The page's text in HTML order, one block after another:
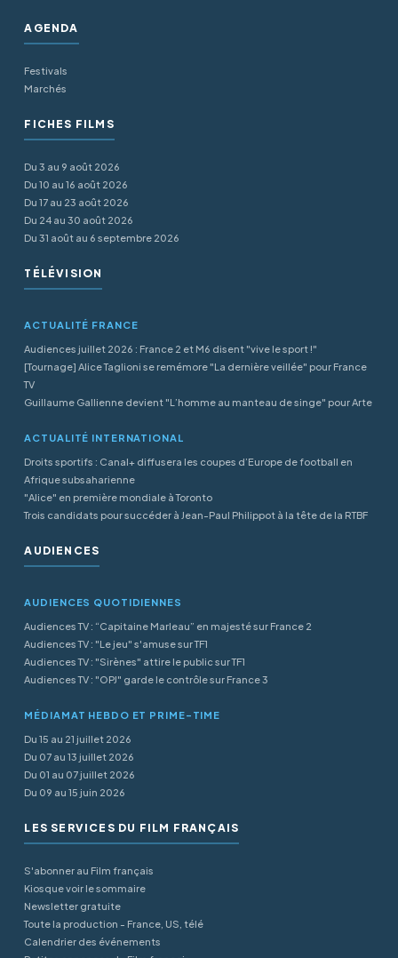
AGENDA
Festivals
Marchés
FICHES FILMS
Du 3 au 9 août 2026
Du 10 au 16 août 2026
Du 17 au 23 août 2026
Du 24 au 30 août 2026
Du 31 août au 6 septembre 2026
TÉLÉVISION
ACTUALITÉ FRANCE
Audiences juillet 2026 : France 2 et M6 disent "vive le sport !"
[Tournage] Alice Taglioni se remémore "La dernière veillée" pour France
TV
Guillaume Gallienne devient "L’homme au manteau de singe" pour Arte
ACTUALITÉ INTERNATIONAL
Droits sportifs : Canal+ diffusera les coupes d’Europe de football en
Afrique subsaharienne
"Alice" en première mondiale à Toronto
Trois candidats pour succéder à Jean-Paul Philippot à la tête de la RTBF
AUDIENCES
AUDIENCES QUOTIDIENNES
Audiences TV : “Capitaine Marleau” en majesté sur France 2
Audiences TV : "Le jeu" s'amuse sur TF1
Audiences TV : "Sirènes" attire le public sur TF1
Audiences TV : "OPJ" garde le contrôle sur France 3
MÉDIAMAT HEBDO ET PRIME-TIME
Du 15 au 21 juillet 2026
Du 07 au 13 juillet 2026
Du 01 au 07 juillet 2026
Du 09 au 15 juin 2026
LES SERVICES DU FILM FRANÇAIS
S'abonner au Film français
Kiosque voir le sommaire
Newsletter gratuite
Toute la production - France, US, télé
Calendrier des événements